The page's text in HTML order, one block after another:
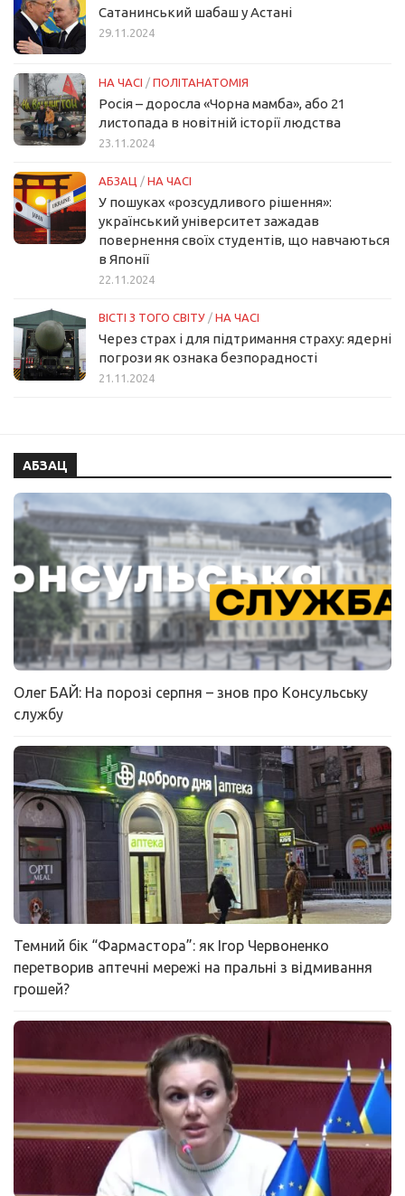
Сатанинський шабаш у Астані
29.11.2024
НА ЧАСІ / ПОЛІТАНАТОМІЯ
Росія – доросла «Чорна мамба», або 21
листопада в новітній історії людства
23.11.2024
АБЗАЦ / НА ЧАСІ
У пошуках «розсудливого рішення»:
український університет зажадав
повернення своїх студентів, що навчаються
в Японії
22.11.2024
ВІСТІ З ТОГО СВІТУ / НА ЧАСІ
Через страх і для підтримання страху: ядерні
погрози як ознака безпорадності
21.11.2024
АБЗАЦ
Олег БАЙ: На порозі серпня – знов про Консульську
службу
Темний бік “Фармастора”: як Ігор Червоненко
перетворив аптечні мережі на пральні з відмивання
грошей?